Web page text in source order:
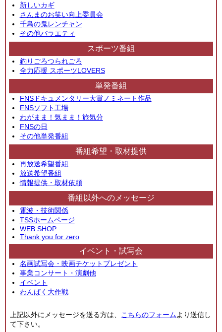
新しいカギ
さんまのお笑い向上委員会
千鳥の鬼レンチャン
その他バラエティ
スポーツ番組
釣りごろつられごろ
全力応援 スポーツLOVERS
単発番組
FNSドキュメンタリー大賞ノミネート作品
FNSソフト工場
わがまま！気まま！旅気分
FNSの日
その他単発番組
番組希望・取材提供
再放送希望番組
放送希望番組
情報提供・取材依頼
番組以外へのメッセージ
電波・技術関係
TSSホームページ
WEB SHOP
Thank you for zero
イベント・試写会
名画試写会・映画チケットプレゼント
事業コンサート・演劇他
イベント
わんぱく大作戦
上記以外にメッセージを送る方は、 こちらのフォームより送信し
て下さい。